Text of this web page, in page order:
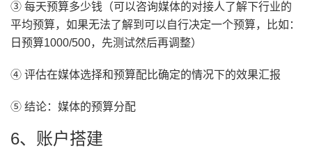
③ 每天预算多少钱（可以咨询媒体的对接人了解下行业的
平均预算，如果无法了解到可以自行决定一个预算，比如：
日预算1000/500，先测试然后再调整）
④ 评估在媒体选择和预算配比确定的情况下的效果汇报
⑤ 结论：媒体的预算分配
6、账户搭建